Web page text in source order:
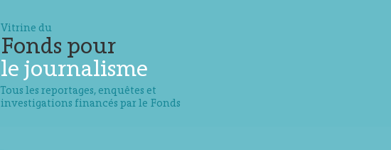
Vitrine du
Fonds pour
le journalisme
Tous les reportages, enquêtes et
investigations financés par le Fonds